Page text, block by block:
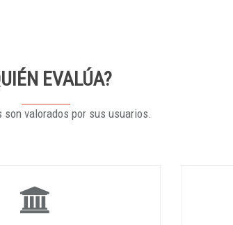
EVALÚA?
son valorados por sus usuarios.